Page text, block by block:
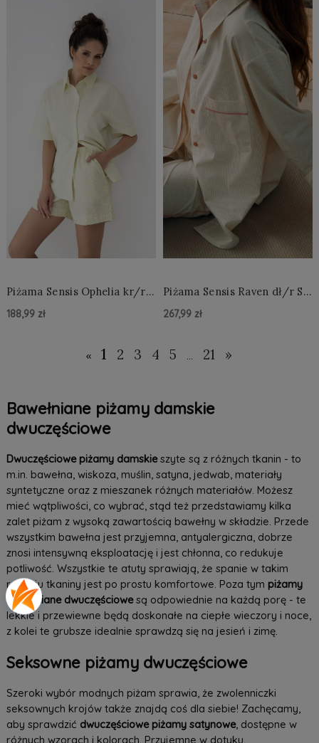
Piżama Sensis Ophelia kr/r
188,99 zł
Piżama Sensis Raven dł/r S-
267,99 zł
Do Koszyka »
« 1 2 3 4 5 ... 21 »
Bawełniane piżamy damskie
dwuczęściowe
Dwuczęściowe piżamy damskieszyte są z różnych tkanin - to
m.in. bawełna, wiskoza, muślin, satyna, jedwab, materiały
syntetyczne oraz z mieszanek różnych materiałów. Możesz
mieć wątpliwości, co wybrać, stąd też przedstawiamy kilka
zalet piżam z wysoką zawartością bawełny w składzie. Przede
wszystkim bawełna jest przyjemna, antyalergiczna, dobrze
znosi intensywną eksploatację i jest chłonna, co redukuje
potliwość. Wszystkie te atuty sprawiają, że spanie w takim
rodzaju tkaniny jest po prostu komfortowe. Poza tym piżamy
bawełniane dwuczęściowesą odpowiednie na każdą porę - te
lekkie i przewiewne będą doskonałe na ciepłe wieczory i noce,
z kolei te grubsze idealnie sprawdzą się na jesień i zimę.
Seksowne piżamy dwuczęściowe
Szeroki wybór modnych piżam sprawia, że zwolenniczki
seksownych krojów także znajdą coś dla siebie! Zachęcamy,
aby sprawdzić dwuczęściowe piżamy satynowe, dostępne w
różnych wzorach i kolorach. Przyjemne w dotyku,